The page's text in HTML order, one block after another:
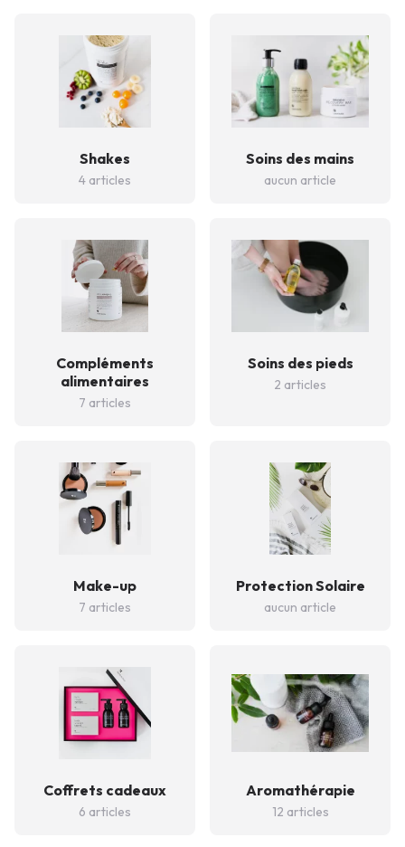
Shakes
4 articles
Soins des mains
aucun article
Compléments
alimentaires
7 articles
Soins des pieds
2 articles
Make-up
7 articles
Protection Solaire
aucun article
Coffrets cadeaux
6 articles
Aromathérapie
12 articles